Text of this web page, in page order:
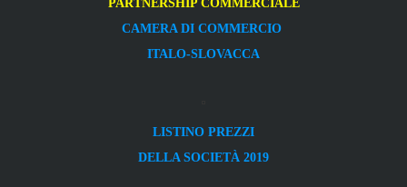
PARTNERSHIP COMMERCIALE
CAMERA DI COMMERCIO
ITALO-SLOVACCA
LISTINO PREZZI
DELLA SOCIETÀ 2019